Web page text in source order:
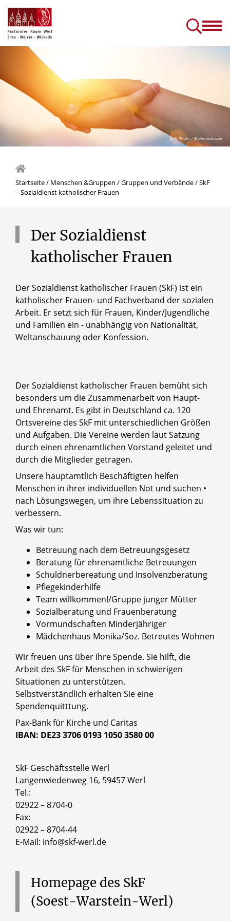
Sakramente
© W. Phokin / Shutterstock.com
Startseite/ Menschen &Gruppen /Gruppen und Verbände/SkF
– Sozialdienst katholischer Frauen
Der Sozialdienst
katholischer Frauen
Der Sozialdienst katholischer Frauen (SkF) ist ein
katholischer Frauen- und Fachverband der sozialen
Arbeit. Er setzt sich für Frauen, Kinder/Jugendliche
und Familien ein - unabhängig von Nationalität,
Weltanschauung oder Konfession.
Der Sozialdienst katholischer Frauen bemüht sich
besonders um die Zusammenarbeit von Haupt-
und Ehrenamt. Es gibt in Deutschland ca. 120
Ortsvereine des SkF mit unterschiedlichen Größen
und Aufgaben. Die Vereine werden laut Satzung
durch einen ehrenamtlichen Vorstand geleitet und
durch die Mitglieder getragen.
Unsere hauptamtlich Beschäftigten helfen
Menschen in ihrer individuellen Not und suchen •
nach Lösungswegen, um ihre Lebenssituation zu
verbessern.
Was wir tun:
Betreuung nach dem Betreuungsgesetz
Beratung für ehrenamtliche Betreuungen
Schuldnerbereatung und Insolvenzberatung
Pflegekinderhilfe
Team willkommen!/Gruppe junger Mütter
Sozialberatung und Frauenberatung
Vormundschaften Minderjähriger
Mädchenhaus Monika/Soz. Betreutes Wohnen
Wir freuen uns über Ihre Spende. Sie hilft, die
Arbeit des SkF für Menschen in schwierigen
Situationen zu unterstützen.
Selbstverständlich erhalten Sie eine
Spendenquitttung.
Pax-Bank für Kirche und Caritas
IBAN: DE23 3706 0193 1050 3580 00
SkF Geschäftsstelle Werl
Langenwiedenweg 16, 59457 Werl
Tel.:
02922 – 8704-0
Fax:
02922 – 8704-44
E-Mail: info@skf-werl.de
Homepage des SkF
(Soest-Warstein-Werl)